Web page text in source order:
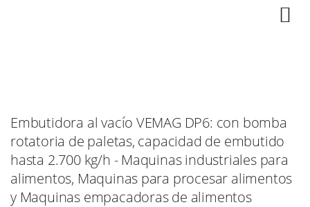
Embutidora al vacío VEMAG DP6: con bomba
rotatoria de paletas, capacidad de embutido
hasta 2.700 kg/h - Maquinas industriales para
alimentos, Maquinas para procesar alimentos
y Maquinas empacadoras de alimentos